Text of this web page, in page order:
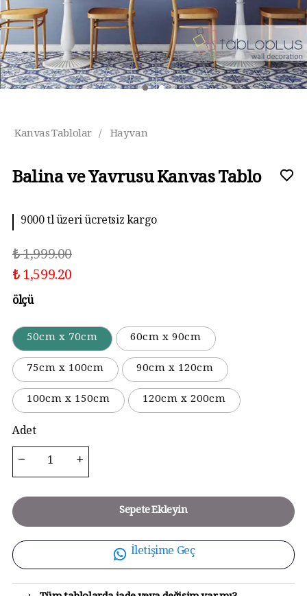
Kanvas Tablolar / Hayvan
Balina ve Yavrusu Kanvas Tablo
9000 tl üzeri ücretsiz kargo
₺ 1,999.00
₺ 1,599.20
ölçü
50cm x 70cm
60cm x 90cm
75cm x 100cm
90cm x 120cm
100cm x 150cm
120cm x 200cm
Adet
Sepete Ekleyin
İletişime Geç